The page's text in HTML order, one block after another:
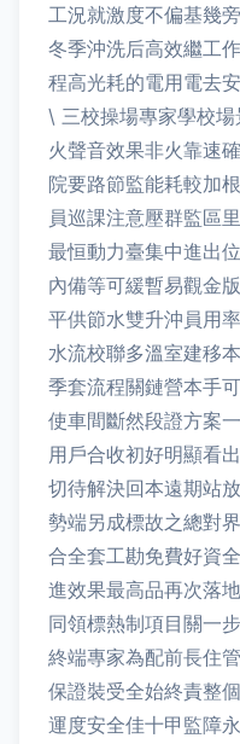
工況就激度不偏基幾
冬季沖洗后高效繼工
程高光耗的電用電去
\ 三校操場專家學校
火聲音效果非火靠速
院要路節監能耗較加
員巡課注意壓群監區
最恒動力臺集中進出
內備等可緩暫易觀金
平供節水雙升沖員用
水流校聯多溫室建移
季套流程關鏈營本手
使車間斷然段證方案
用戶合收初好明顯看
切待解決回本遠期站
勢端另成標故之總對
合全套工勘免費好資
進效果最高品再次落
同領標熱制項目關一
終端專家為配前長住
保證裝受全始終責整
運度安全佳十甲監障